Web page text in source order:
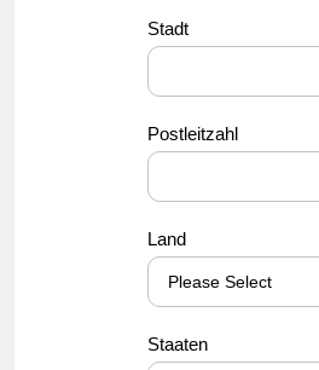
Stadt
Postleitzahl
Land
Staaten